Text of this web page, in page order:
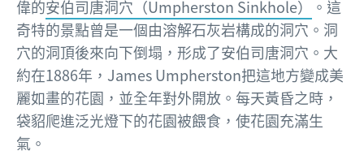
偉的安伯司唐洞穴（Umpherston Sinkhole）
。這
奇特的景點曾是一個由溶解石灰岩構成的洞穴。洞
穴的洞頂後來向下倒塌，形成了安伯司唐洞穴。大
約在1886年，James Umpherston把這地方變成美
麗如畫的花園，並全年對外開放。每天黃昏之時，
袋貂爬進泛光燈下的花園被餵食，使花園充滿生
氣。